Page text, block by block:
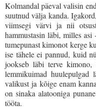
Kolmandal päeval valisin
suutnud välja kanda.
viimsegi värvi ja nii
hammustasin läbi, milles asi
tumepunast kimonot kerge
ise tähele ei pannud, kuid
jookseb läbi terve
lemmikuimad
valikust ja kõige enam
on sinaka alatooniga
tööta.